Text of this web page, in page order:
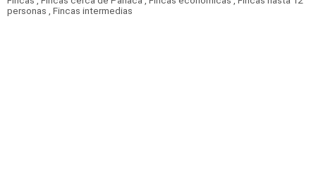
personas , Fincas intermedias